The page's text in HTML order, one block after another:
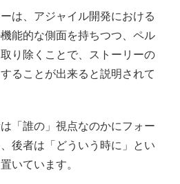
は、アジャイル開発における
能的な側面を持ちつつ、ペル
り除くことで、ストーリーの
ることが出来ると説明されて
「誰の」視点なのかにフォー
後者は「どういう時に」とい
いています。